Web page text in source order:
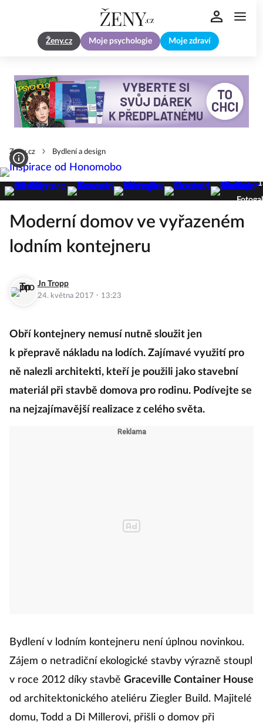
Ženy.cz Moje psychologie Moje zdraví
Zeny.cz Bydlení a design
Moderní domov ve vyřazeném
lodním kontejneru
Jn Tropp
24. května 2017 · 13:23
Obří kontejnery nemusí nutně sloužit jen
k přepravě nákladu na lodích. Zajímavé využití pro
ně nalezli architekti, kteří je použili jako stavební
materiál při stavbě domova pro rodinu. Podívejte se
na nejzajímavější realizace z celého světa.
Bydlení v lodním kontejneru není úplnou novinkou.
Zájem o netradiční ekologické stavby výrazně stoupl
v roce 2012 díky stavbě Graceville Container House
od architektonického ateliéru Ziegler Build. Majitelé
domu, Todd a Di Millerovi, přišli o domov při